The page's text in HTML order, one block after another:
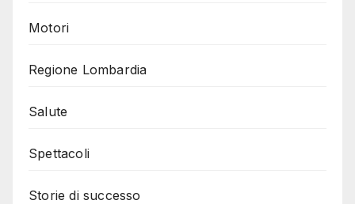
Motori
Regione Lombardia
Salute
Spettacoli
Storie di successo